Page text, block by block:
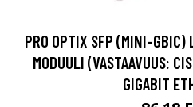
PRO OPTIX SFP (MINI-
MODUULI (VASTAAVUUS:
GIGABIT